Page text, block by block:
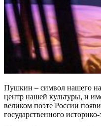
Пушкин – символ нашего
центр нашей культуры, и
великом поэте России
государственного